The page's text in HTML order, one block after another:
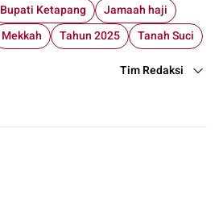
Bupati Ketapang
Jamaah haji
Mekkah Tahun 2025 Tanah Suci
Tim Redaksi